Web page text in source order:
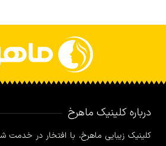
درباره کلینیک ماهرخ
کلینیک زیبایی ماهرخ، با افتخار در